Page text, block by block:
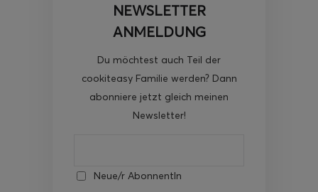
NEWSLETTER
ANMELDUNG
Du möchtest auch Teil der
cookiteasy Familie werden? Dann
abonniere jetzt gleich meinen
Newsletter!
Neue/r AbonnentIn